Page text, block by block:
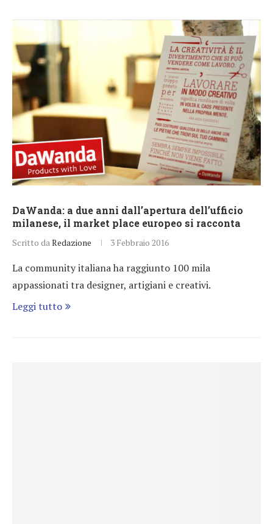
DaWanda: a due anni dall’apertura dell’ufficio
milanese, il market place europeo si racconta
Scritto da Redazione 3 Febbraio 2016
La community italiana ha raggiunto 100 mila
appassionati tra designer, artigiani e creativi.
Leggi tutto